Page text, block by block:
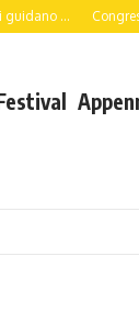
Congresso